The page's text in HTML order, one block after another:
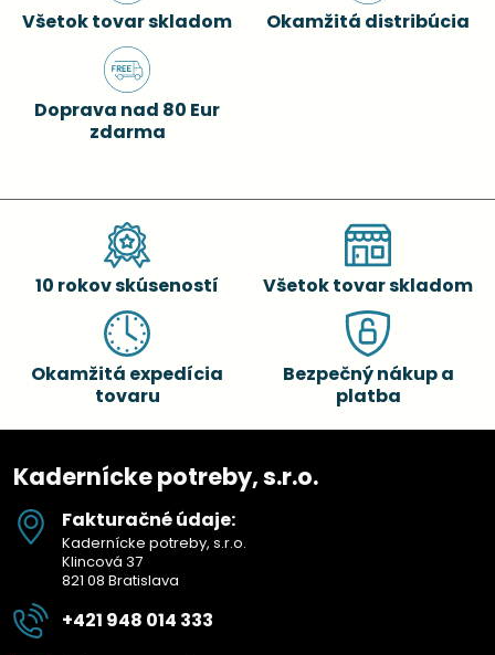
Všetok tovar skladom Okamžitá distribúcia
Doprava nad 80 Eur
zdarma
10 rokov skúseností Všetok tovar skladom
Okamžitá expedícia
tovaru
Bezpečný nákup a
platba
Kadernícke potreby, s.r.o.
Fakturačné údaje:
Kadernícke potreby, s.r.o.
Klincová 37
821 08 Bratislava
+421 948 014 333